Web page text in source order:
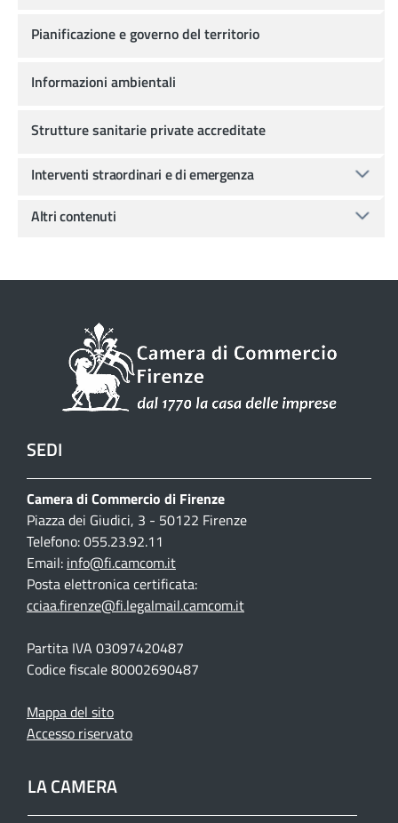
Pianificazione e governo del territorio
Informazioni ambientali
Strutture sanitarie private accreditate
Interventi straordinari e di emergenza
Altri contenuti
SEDI
Camera di Commercio di Firenze
Piazza dei Giudici, 3 - 50122 Firenze
Telefono: 055.23.92.11
Email: info@fi.camcom.it
Posta elettronica certificata:
cciaa.firenze@fi.legalmail.camcom.it
Partita IVA 03097420487
Codice fiscale 80002690487
Mappa del sito
Accesso riservato
LA CAMERA